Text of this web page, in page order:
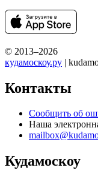
© 2013–2026
кудамоскоу.ру |
Контакты
Сообщить об
Наша
Кудамоскоу